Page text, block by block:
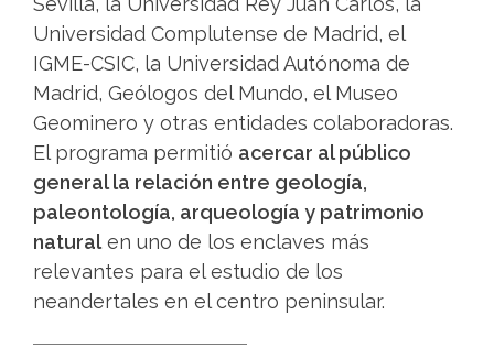
Universidad Complutense de Madrid, el
IGME-CSIC, la Universidad Autónoma de
Madrid, Geólogos del Mundo, el Museo
Geominero y otras entidades colaboradoras.
El programa permitió acercar al público
general la relación entre geología,
paleontología, arqueología y patrimonio
natural en uno de los enclaves más
relevantes para el estudio de los
neandertales en el centro peninsular.